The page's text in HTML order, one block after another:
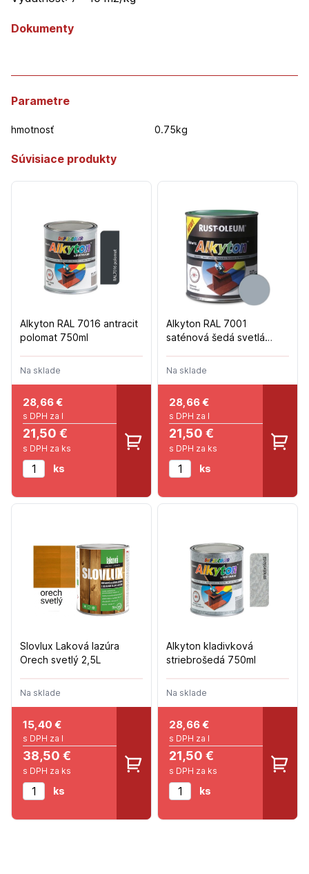
Dokumenty
Parametre
hmotnosť 0.75kg
Súvisiace produkty
Alkyton RAL 7016 antracit
polomat 750ml
Na sklade
28,66€
s DPH za l
21,50 €
s DPH za ks
ks
Alkyton RAL 7001
saténová šedá svetlá
Na sklade
28,66€
s DPH za l
21,50 €
s DPH za ks
ks
Slovlux Laková lazúra
Orech svetlý 2,5L
Na sklade
15,40 €
s DPH za l
38,50 €
s DPH za ks
ks
Alkyton kladivková
striebrošedá 750ml
Na sklade
28,66€
s DPH za l
21,50 €
s DPH za ks
ks